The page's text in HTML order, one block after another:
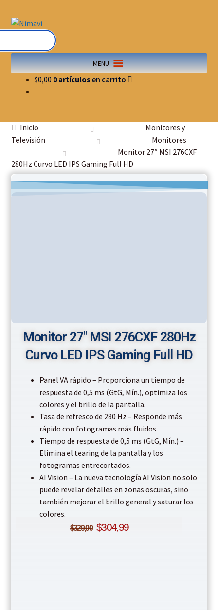
MENU
$0,00 0 artículos
Inicio
Monitores y
Televisión
Monitores
Monitor 27″ MSI 276CXF
280Hz Curvo LED IPS Gaming Full HD
Monitor 27″ MSI 276CXF 280Hz
Curvo LED IPS Gaming Full HD
Panel VA rápido – Proporciona un tiempo de
respuesta de 0,5 ms (GtG, Mín.), optimiza los
colores y el brillo de la pantalla.
Tasa de refresco de 280 Hz – Responde más
rápido con fotogramas más fluidos.
Tiempo de respuesta de 0,5 ms (GtG, Mín.) –
Elimina el tearing de la pantalla y los
fotogramas entrecortados.
AI Vision – La nueva tecnología AI Vision no solo
puede revelar detalles en zonas oscuras, sino
también mejorar el brillo general y saturar los
colores.
$329,00 $304,99